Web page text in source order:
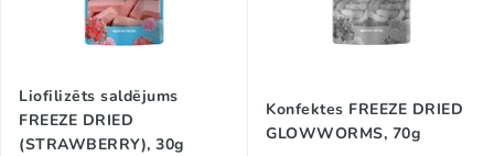
Liofilizēts saldējums
FREEZE DRIED
(STRAWBERRY), 30g
Konfektes FREEZE DRIED
GLOWWORMS, 70g